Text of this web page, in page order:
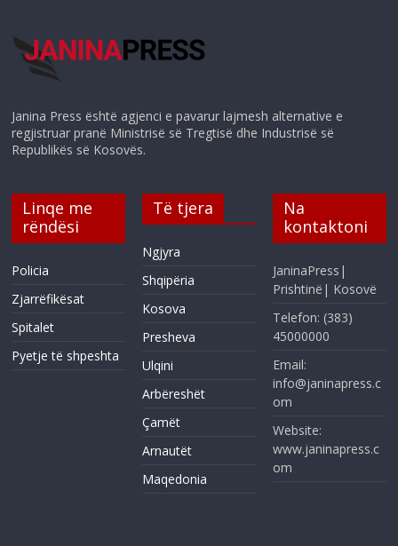
Janina Press është agjenci e pavarur lajmesh alternative e
regjistruar pranë Ministrisë së Tregtisë dhe Industrisë së
Republikës së Kosovës.
Linqe me
rëndësi
Policia
Zjarrëfikësat
Spitalet
Pyetje të shpeshta
Të tjera
Ngjyra
Shqipëria
Kosova
Presheva
Ulqini
Arbëreshët
Çamët
Arnautët
Maqedonia
Na
kontaktoni
JaninaPress|
Prishtinë| Kosovë
Telefon: (383)
45000000
Email:
info@janinapress.c
om
Website:
www.janinapress.c
om